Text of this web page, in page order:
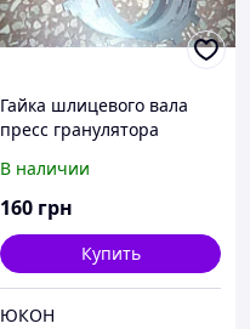
Гайка шлицевого вала
пресс гранулятора
шайба шлицевого вала
ОГМ 1,5
В наличии
160 грн
Купить
ЮКОН